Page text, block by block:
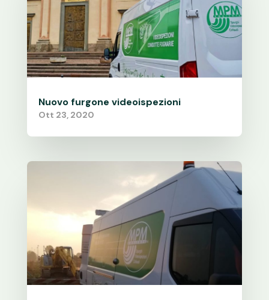
Nuovo furgone videoispezioni
Ott 23, 2020